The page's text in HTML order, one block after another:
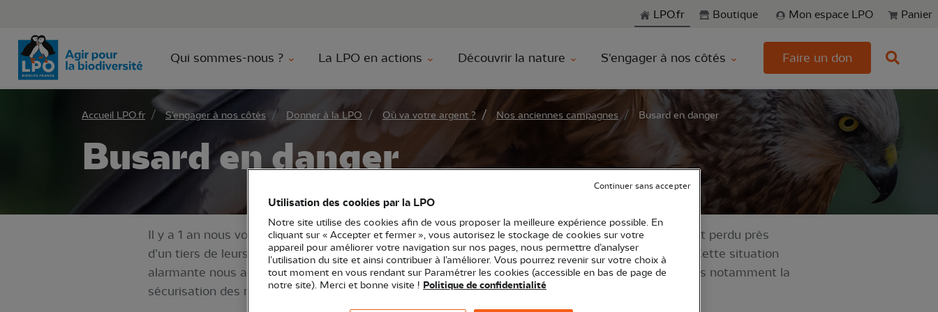
Aller à la rechercheLPO.fr Boutique Mon espace LPO Panier
Qui sommes-nous ? La LPO en actions Découvrir la nature S'engager à nos côtés Faire un don
Accueil LPO.fr S'engager à nos côtés Donner à la LPO Où va votre argent ? Nos anciennes campagnes Busard en danger
Busard en danger
Il y a 1 an nous vous alertions sur la disparition inquiétante des busards cendrés qui, en 20 ans, ont perdu près
d’un tiers de leurs effectifs en France atteignant même les 70% pour les Busards Saint-Martin ! Cette situation
alarmante nous a amené à renforcer notre programme de sensibilisation et de protection à travers notamment la
sécurisation des nichées dans les champs, véritables pièges pour les jeunes.
Utilisation des cookies par la LPO
Notre site utilise des cookies afin de vous proposer la meilleure expérience possible. En
cliquant sur « Accepter et fermer », vous autorisez le stockage de cookies sur votre
appareil pour améliorer votre navigation sur nos pages, nous permettre d’analyser
l’utilisation du site et ainsi contribuer à l’améliorer. Vous pourrez revenir sur votre choix à
tout moment en vous rendant sur Paramétrer les cookies (accessible en bas de page de
notre site). Merci et bonne visite ! Politique de confidentialité
Continuer sans accepter